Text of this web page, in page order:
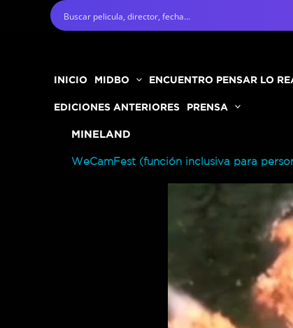
INICIO MIDBO ENCUENTRO PENSAR LO
EDICIONES ANTERIORES PRENSA
MINELAND
WeCamFest (función inclusiva para